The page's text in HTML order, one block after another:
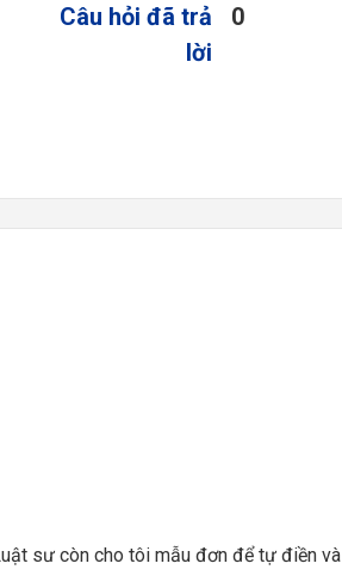
Câu hỏi đã trả
lời
0
sư còn cho tôi mẫu đơn để tự điền và